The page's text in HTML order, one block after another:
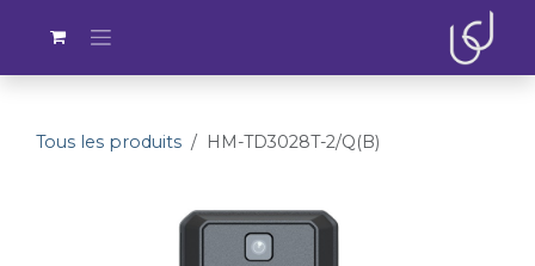
Tous les produits HM-TD3028T-2/Q(B)